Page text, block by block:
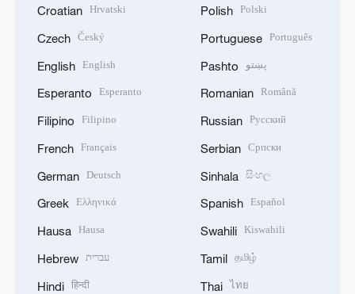
Croatian Hrvatski
Czech Český
English English
Esperanto Esperanto
Filipino Filipino
French Français
German Deutsch
Greek Ελληνικά
Hausa Hausa
Hebrew עברית
Hindi हिन्दी
Polish Polski
Portuguese Português
Pashto پښتو
Romanian Română
Russian Русский
Serbian Српски
Sinhala සිංහල
Spanish Español
Swahili Kiswahili
Tamil தமிழ்
Thai ไทย